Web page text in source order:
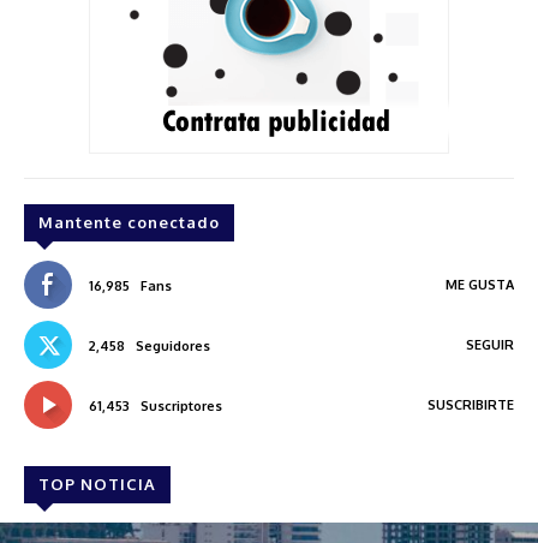
Mantente conectado
16,985 Fans ME GUSTA
2,458 Seguidores SEGUIR
61,453 Suscriptores SUSCRIBIRTE
TOP NOTICIA